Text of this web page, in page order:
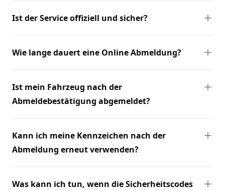
Ist der Service offiziell und sicher?
Wie lange dauert eine Online Abmeldung?
Ist mein Fahrzeug nach der
Abmeldebestätigung abgemeldet?
Kann ich meine Kennzeichen nach der
Abmeldung erneut verwenden?
Was kann ich tun, wenn die Sicherheitscodes